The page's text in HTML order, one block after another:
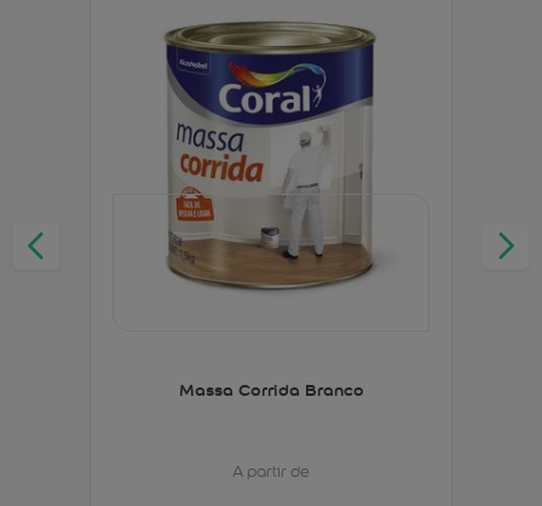
Massa Corrida Branco
A partir de